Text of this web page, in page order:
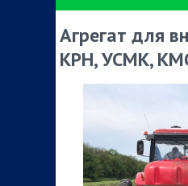
Агрегат для
КРН, УСМК,